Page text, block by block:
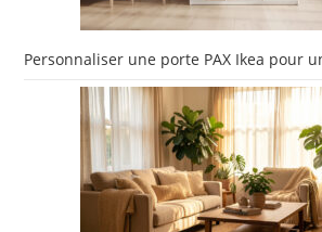
Personnaliser une porte PAX Ikea pour